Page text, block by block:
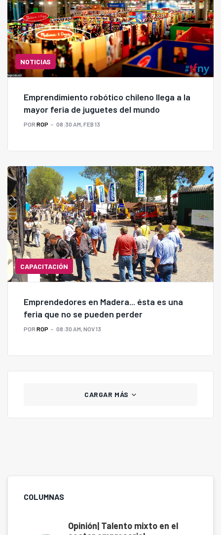
NOTICIAS
Emprendimiento robótico chileno llega a la
mayor feria de juguetes del mundo
POR ROP 08:30 AM, FEB 13
CAPACITACIÓN
Emprendedores en Madera... ésta es una
feria que no se pueden perder
POR ROP 08:30 AM, NOV 13
CARGAR MÁS
COLUMNAS
Opinión| Talento mixto en el